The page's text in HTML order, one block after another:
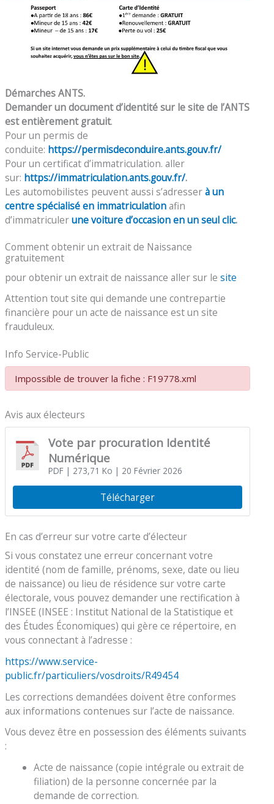
Démarches ANTS.
Demander un document d’identité sur le site de l’ANTS
est entièrement gratuit.
Pour un permis de
conduite: https://permisdeconduire.ants.gouv.fr/
Pour un certificat d’immatriculation. aller
sur: https://immatriculation.ants.gouv.fr/.
Les automobilistes peuvent aussi s’adresserà un
centre spécialisé en immatriculationafin
d’immatriculerune voiture d’occasion en un seul clic.
Comment obtenir un extrait de Naissance
gratuitement
pour obtenir un extrait de naissance aller sur le site
Attention tout site qui demande une contrepartie
financière pour un acte de naissance est un site
frauduleux.
Info Service-Public
Impossible de trouver la fiche : F19778.xml
Avis aux électeurs
Vote par procuration Identité
Numérique
PDF| 273,71 Ko | 20 Février 2026
Télécharger
En cas d’erreur sur votre carte d’électeur
Si vous constatez une erreur concernant votre
identité (nom de famille, prénoms, sexe, date ou lieu
de naissance) ou lieu de résidence sur votre carte
électorale, vous pouvez demander une rectification à
l’INSEE (INSEE : Institut National de la Statistique et
des Études Économiques) qui gère ce répertoire, en
vous connectant à l’adresse :
https://www.service-
public.fr/particuliers/vosdroits/R49454
Les corrections demandées doivent être conformes
aux informations contenues sur l’acte de naissance.
Vous devez être en possession des éléments suivants
:
Acte de naissance (copie intégrale ou extrait de
filiation) de la personne concernée par la
demande de correction.